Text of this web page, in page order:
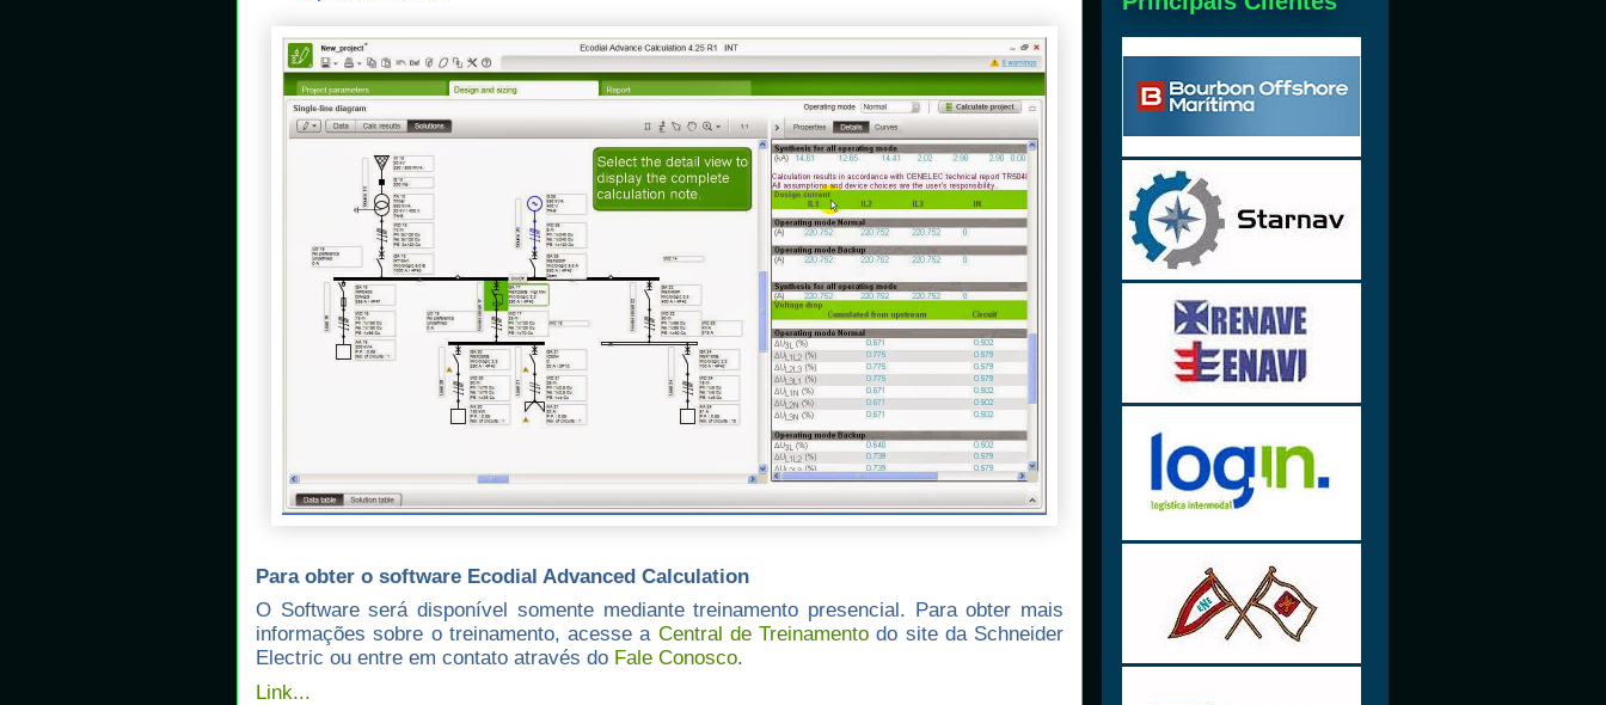
Para obter o software Ecodial Advanced Calculation
O Software será disponível somente mediante treinamento presencial. Para obter mais
informações sobre o treinamento, acesse a Central de Treinamento do site da Schneider
Electric ou entre em contato através do Fale Conosco.
Link...